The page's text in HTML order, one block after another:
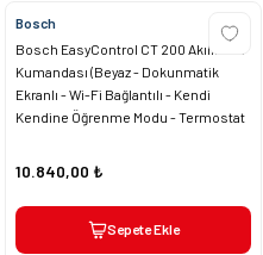
Bosch
Bosch EasyControl CT 200 Akıllı Oda
Kumandası (Beyaz - Dokunmatik
Ekranlı - Wi-Fi Bağlantılı - Kendi
Kendine Öğrenme Modu - Termostat
10.840,00 ₺
Sepete Ekle